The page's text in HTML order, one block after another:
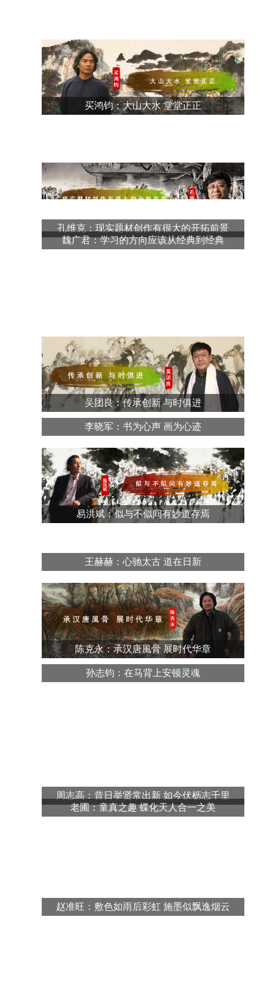
买鸿钧：大山大水 堂堂正正
孔维克：现实题材创作有很大的开拓前景
魏广君：学习的方向应该从经典到经典
吴团良：传承创新 与时俱进
李晓军：书为心声 画为心迹
易洪斌：似与不似间有妙道存焉
王赫赫：心驰太古 道在日新
陈克永：承汉唐風骨 展时代华章